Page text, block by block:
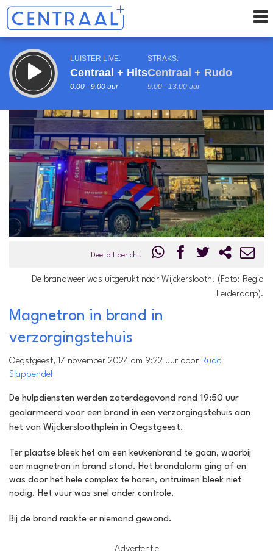
LUISTER LIVE:
Centraal + Hits
0.00 - 9.00 uur
STRAKS:
Centraal + Rudo
9.00 - 13.00 uur
Vorig uur uur 1 van 0 Volgend uur
Inklappen
Deel dit bericht!
De brandweer was uitgerukt naar Wijckerslooth. (Foto: Regio
Leiderdorp).
Magnetron in brand in
verzorgingstehuis
Oegstgeest, 17 november 2024 om 9:22 uur door Rudo
Slappendel
De hulpdiensten werden zaterdagavond rond 19:50 uur
gealarmeerd voor een brand in een verzorgingstehuis aan
het van Wijckersloothplein in Oegstgeest.
Ter plaatse bleek het om een keukenbrand te gaan, waarbij
een magnetron in brand stond. Het brandalarm ging af en
was door het hele complex te horen, ontruimen bleek niet
nodig. Het vuur was snel onder controle.
Bij de brand raakte er niemand gewond.
Advertentie